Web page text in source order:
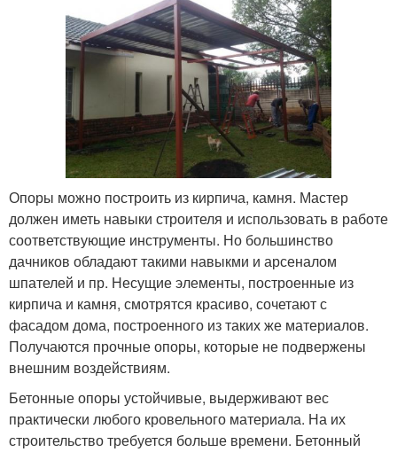
Опоры можно построить из кирпича, камня. Мастер
должен иметь навыки строителя и использовать в работе
соответствующие инструменты. Но большинство
дачников обладают такими навыкми и арсеналом
шпателей и пр. Несущие элементы, построенные из
кирпича и камня, смотрятся красиво, сочетают с
фасадом дома, построенного из таких же материалов.
Получаются прочные опоры, которые не подвержены
внешним воздействиям.
Бетонные опоры устойчивые, выдерживают вес
практически любого кровельного материала. На их
строительство требуется больше времени. Бетонный